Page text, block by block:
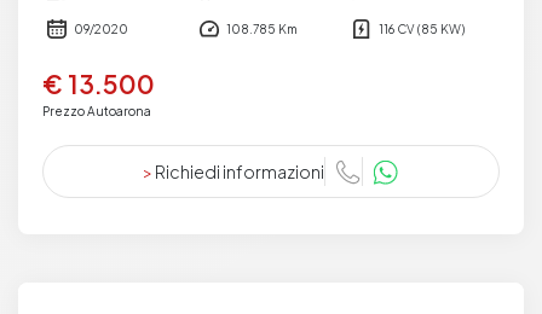
09/2020 108.785 Km 116 CV (85 KW)
€ 13.500
Prezzo Autoarona
> Richiedi informazioni